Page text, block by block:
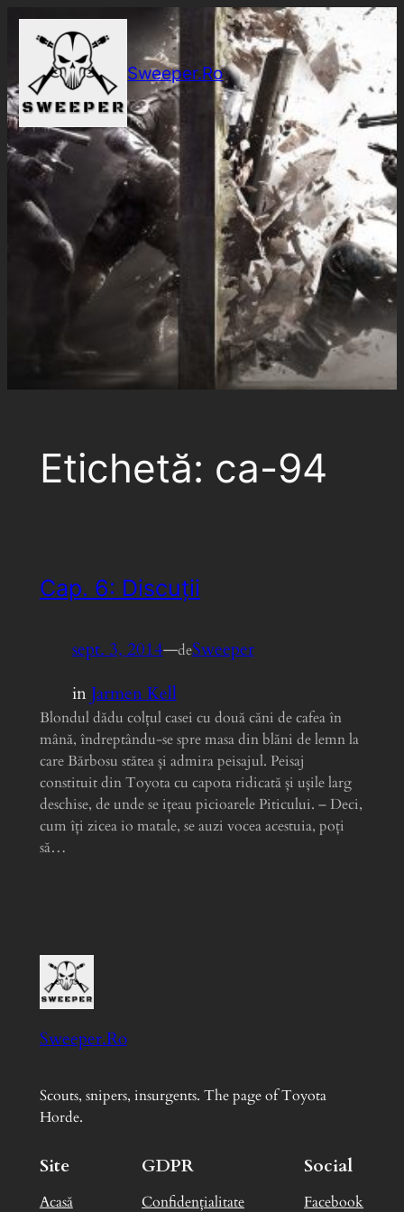
Sari
conținut
Sweeper.Ro
Etichetă: ca-94
Cap. 6: Discuții
sept. 3, 2014—deSweeper
inJarmen Kell
Blondul dădu colțul casei cu două căni de cafea în
mână, îndreptându-se spre masa din blăni de lemn la
care Bărbosu stătea și admira peisajul. Peisaj
constituit din Toyota cu capota ridicată și ușile larg
deschise, de unde se ițeau picioarele Piticului. – Deci,
cum îți zicea io matale, se auzi vocea acestuia, poți
să…
Sweeper.Ro
Scouts, snipers, insurgents. The page of Toyota
Horde.
Site
Acasă
GDPR
Confidențialitate
Social
Facebook